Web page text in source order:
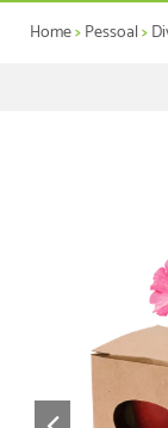
Home>Pessoal>